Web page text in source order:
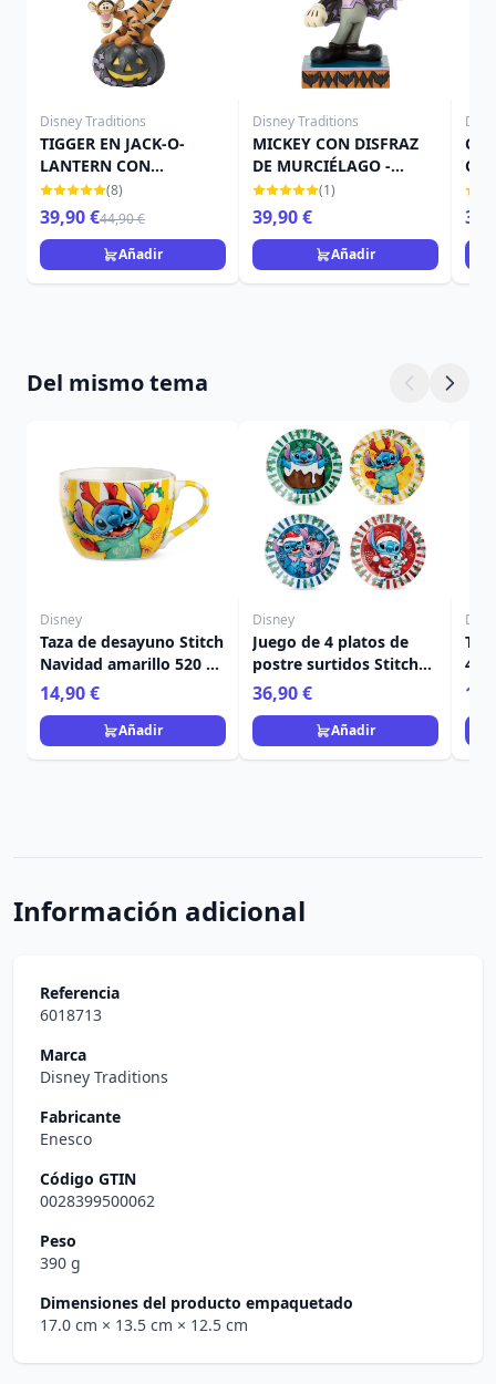
Disney Traditions
TIGGER EN JACK-O-
LANTERN CON
MURCIÉLAGO - DISNEY
TRADITIONS
(8)
39,90 €44,90 €
Añadir
Disney Traditions
MICKEY CON DISFRAZ
DE MURCIÉLAGO -
DISNEY TRADITIONS
(1)
39,90 €
Añadir
Del mismo tema
Disney
Taza de desayuno Stitch
Navidad amarillo 520 ml
- Egan Disney Home
14,90 €
Añadir
Disney
Juego de 4 platos de
postre surtidos Stitch
Navidad - Egan Disney
Home
36,90 €
Añadir
Información adicional
Referencia
6018713
Marca
Disney Traditions
Fabricante
Enesco
Código GTIN
0028399500062
Peso
390 g
Dimensiones del producto empaquetado
17.0 cm × 13.5 cm × 12.5 cm